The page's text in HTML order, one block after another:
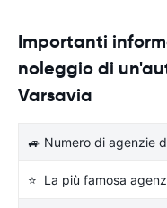
Importanti
noleggio di
Varsavia
🚙 Numero di agenzie
⭐ La più famosa